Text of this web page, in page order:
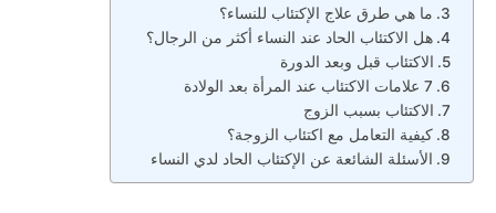
ما هي طرق علاج الإكتئاب للنساء؟
هل الاكتئاب الحاد عند النساء أكثر من الرجال؟
الاكتئاب قبل وبعد الدورة
7 علامات الاكتئاب عند المرأة بعد الولادة
الاكتئاب بسبب الزوج
كيفية التعامل مع اكتئاب الزوجة؟
الأسئلة الشائعة عن الإكتئاب الحاد لدي النساء